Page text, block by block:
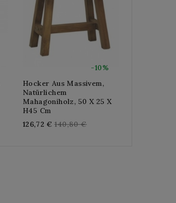
-10%
Hocker Aus Massivem,
Natürlichem
Mahagoniholz, 50 X 25 X
H45 Cm
126,72 € Regular
140,80 €